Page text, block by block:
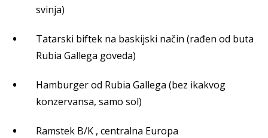
svinja)
Tatarski biftek na baskijski način (rađen od buta
Rubia Gallega goveda)
Hamburger od Rubia Gallega (bez ikakvog
konzervansa, samo sol)
Ramstek B/K , centralna Europa